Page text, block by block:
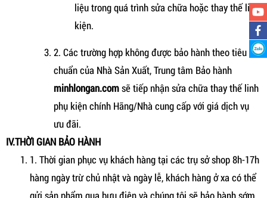
liệu trong quá trình sửa chữa hoặc thay thế linh
kiện.
2. Các trường hợp không được bảo hành theo tiêu
chuẩn của Nhà Sản Xuất, Trung tâm Bảo hành
minhlongan.comsẽ tiếp nhận sửa chữa thay thế linh
phụ kiện chính Hãng/Nhà cung cấp với giá dịch vụ
ưu đãi.
IV.THỜI GIAN BẢO HÀNH
1. Thời gian phục vụ khách hàng tại các trụ sở shop 8h-17h
hàng ngày trừ chủ nhật và ngày lễ, khách hàng ở xa có thể